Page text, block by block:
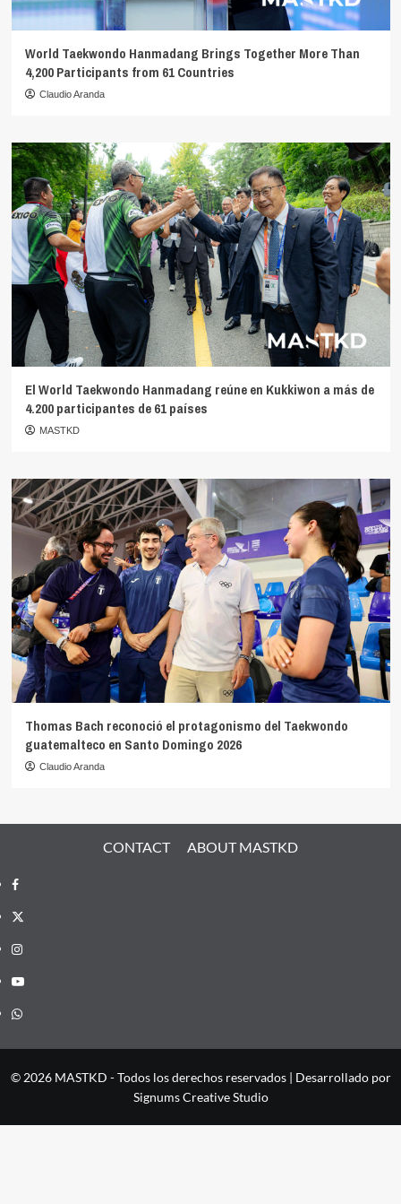
World Taekwondo Hanmadang Brings Together More Than
4,200 Participants from 61 Countries
Claudio Aranda
El World Taekwondo Hanmadang reúne en Kukkiwon a más de
4.200 participantes de 61 países
MASTKD
Thomas Bach reconoció el protagonismo del Taekwondo
guatemalteco en Santo Domingo 2026
Claudio Aranda
CONTACT ABOUT MASTKD
Facebook
X
Instagram
YouTube
Whatsapp